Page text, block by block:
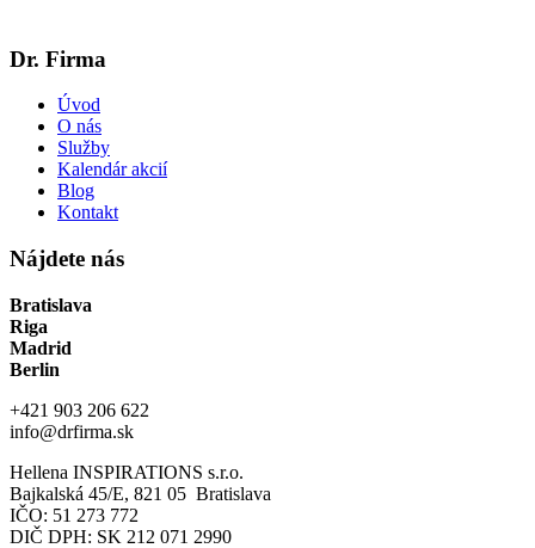
Dr. Firma
Úvod
O nás
Služby
Kalendár akcií
Blog
Kontakt
Nájdete nás
Bratislava
Riga
Madrid
Berlin
+421 903 206 622
info@drfirma.sk
Hellena INSPIRATIONS s.r.o.
Bajkalská 45/E, 821 05 Bratislava
IČO: 51 273 772
DIČ DPH: SK 212 071 2990